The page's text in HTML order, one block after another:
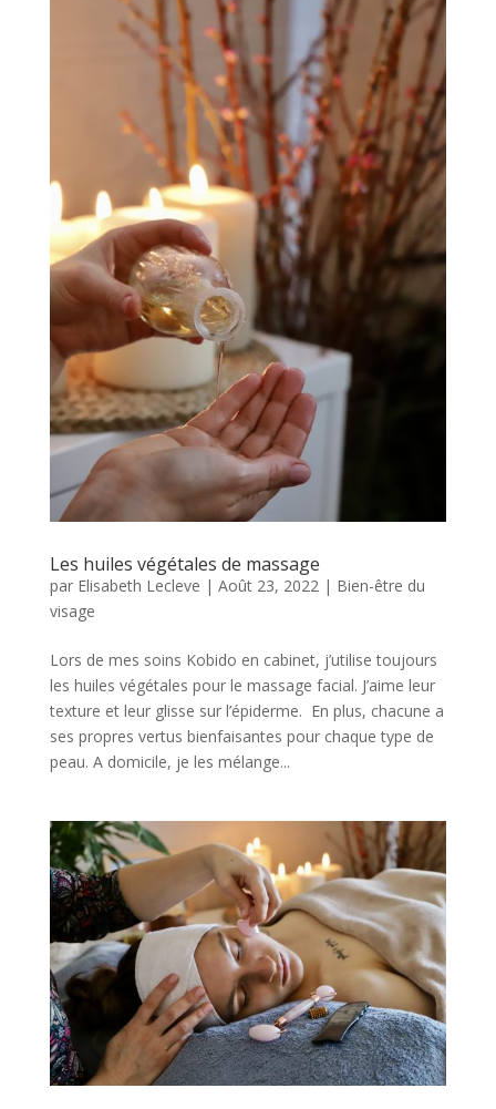
Les huiles végétales de massage
par Elisabeth Lecleve | Août 23, 2022 | Bien-être du
visage
Lors de mes soins Kobido en cabinet, j’utilise toujours
les huiles végétales pour le massage facial. J’aime leur
texture et leur glisse sur l’épiderme. En plus, chacune a
ses propres vertus bienfaisantes pour chaque type de
peau. A domicile, je les mélange...